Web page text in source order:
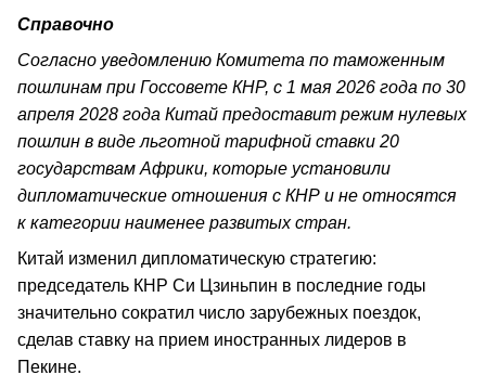
Справочно
Согласно уведомлению Комитета по таможенным
пошлинам при Госсовете КНР, с 1 мая 2026 года по 30
апреля 2028 года Китай предоставит режим нулевых
пошлин в виде льготной тарифной ставки 20
государствам Африки, которые установили
дипломатические отношения с КНР и не относятся
к категории наименее развитых стран.
Китай изменил дипломатическую стратегию:
председатель КНР Си Цзиньпин в последние годы
значительно сократил число зарубежных поездок,
сделав ставку на прием иностранных лидеров в
Пекине.